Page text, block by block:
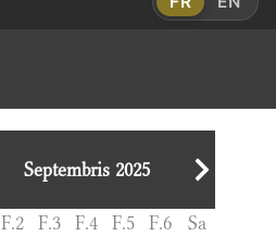
Septembris 2025
F.2 F.3 F.4 F.5 F.6 Sa